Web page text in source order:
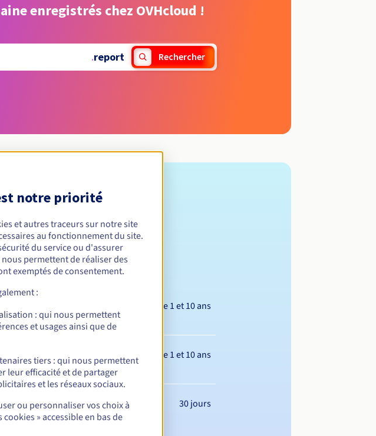
enregistrés chez OVHcloud !
.report Rechercher
géographique.
notifications
Entre 1 et 10 ans
Entre 1 et 10 ans
30 jours
notre priorité
et autres traceurs sur notre site
au fonctionnement du site.
du service ou d'assurer
permettent de réaliser des
exemptés de consentement.
:
: qui nous permettent
et usages ainsi que de
tiers : qui nous permettent
leur efficacité et de partager
et les réseaux sociaux.
ou personnaliser vos choix à
» accessible en bas de